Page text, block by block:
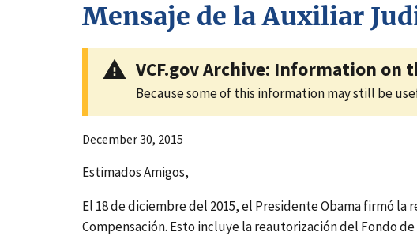
Mensaje de la Auxiliar
VCF.gov Archive: Information on
Because some of this information may still be
December 30, 2015
Estimados Amigos,
El 18 de diciembre del 2015, el Presidente Obama firmó la
Compensación. Esto incluye la reautorización del Fondo